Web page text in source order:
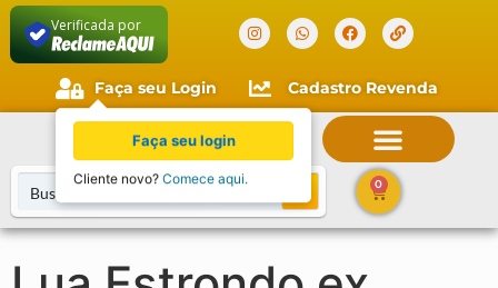
Verificada por
Faça seu Login Cadastro Revenda
0
Faça seu login
Cliente novo? Comece aqui.